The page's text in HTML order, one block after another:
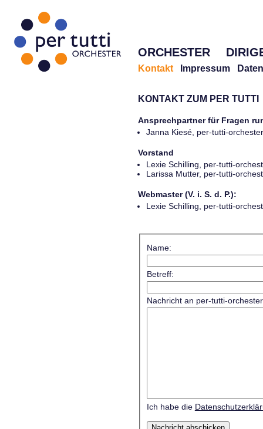
ORCHESTER
Kontakt Impressum
KONTAKT ZUM PER TUTTI
Ansprechpartner für Fragen
Janna Kiesé, per-tutti-
Vorstand
Lexie Schilling, per-tutti-
Larissa Mutter, per-tutti-
Webmaster (V. i. S. d. P.):
Lexie Schilling, per-tutti-
Name:
Betreff:
Nachricht an per-tutti-
Ich habe die